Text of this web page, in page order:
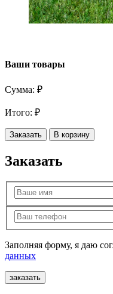
Ваши товары
Сумма: ₽
Итого: ₽
Заказать В корзину
Заказать
Заполняя форму, я даю
данных